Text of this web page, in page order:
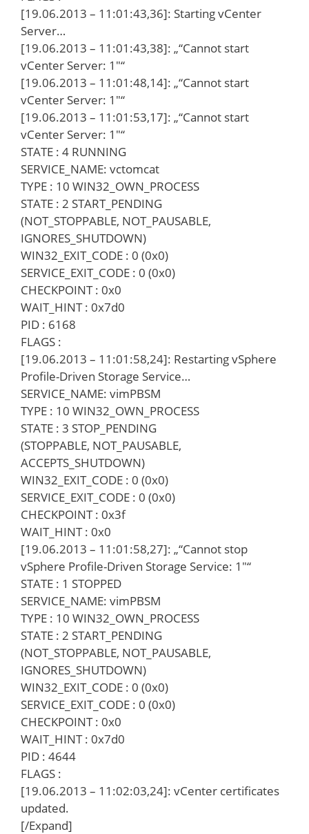
[19.06.2013 – 11:01:43,36]: Starting vCenter
Server…
[19.06.2013 – 11:01:43,38]: „“Cannot start
vCenter Server: 1″“
[19.06.2013 – 11:01:48,14]: „“Cannot start
vCenter Server: 1″“
[19.06.2013 – 11:01:53,17]: „“Cannot start
vCenter Server: 1″“
STATE : 4 RUNNING
SERVICE_NAME: vctomcat
TYPE : 10 WIN32_OWN_PROCESS
STATE : 2 START_PENDING
(NOT_STOPPABLE, NOT_PAUSABLE,
IGNORES_SHUTDOWN)
WIN32_EXIT_CODE : 0 (0x0)
SERVICE_EXIT_CODE : 0 (0x0)
CHECKPOINT : 0x0
WAIT_HINT : 0x7d0
PID : 6168
FLAGS :
[19.06.2013 – 11:01:58,24]: Restarting vSphere
Profile-Driven Storage Service…
SERVICE_NAME: vimPBSM
TYPE : 10 WIN32_OWN_PROCESS
STATE : 3 STOP_PENDING
(STOPPABLE, NOT_PAUSABLE,
ACCEPTS_SHUTDOWN)
WIN32_EXIT_CODE : 0 (0x0)
SERVICE_EXIT_CODE : 0 (0x0)
CHECKPOINT : 0x3f
WAIT_HINT : 0x0
[19.06.2013 – 11:01:58,27]: „“Cannot stop
vSphere Profile-Driven Storage Service: 1″“
STATE : 1 STOPPED
SERVICE_NAME: vimPBSM
TYPE : 10 WIN32_OWN_PROCESS
STATE : 2 START_PENDING
(NOT_STOPPABLE, NOT_PAUSABLE,
IGNORES_SHUTDOWN)
WIN32_EXIT_CODE : 0 (0x0)
SERVICE_EXIT_CODE : 0 (0x0)
CHECKPOINT : 0x0
WAIT_HINT : 0x7d0
PID : 4644
FLAGS :
[19.06.2013 – 11:02:03,24]: vCenter certificates
updated.
[/Expand]